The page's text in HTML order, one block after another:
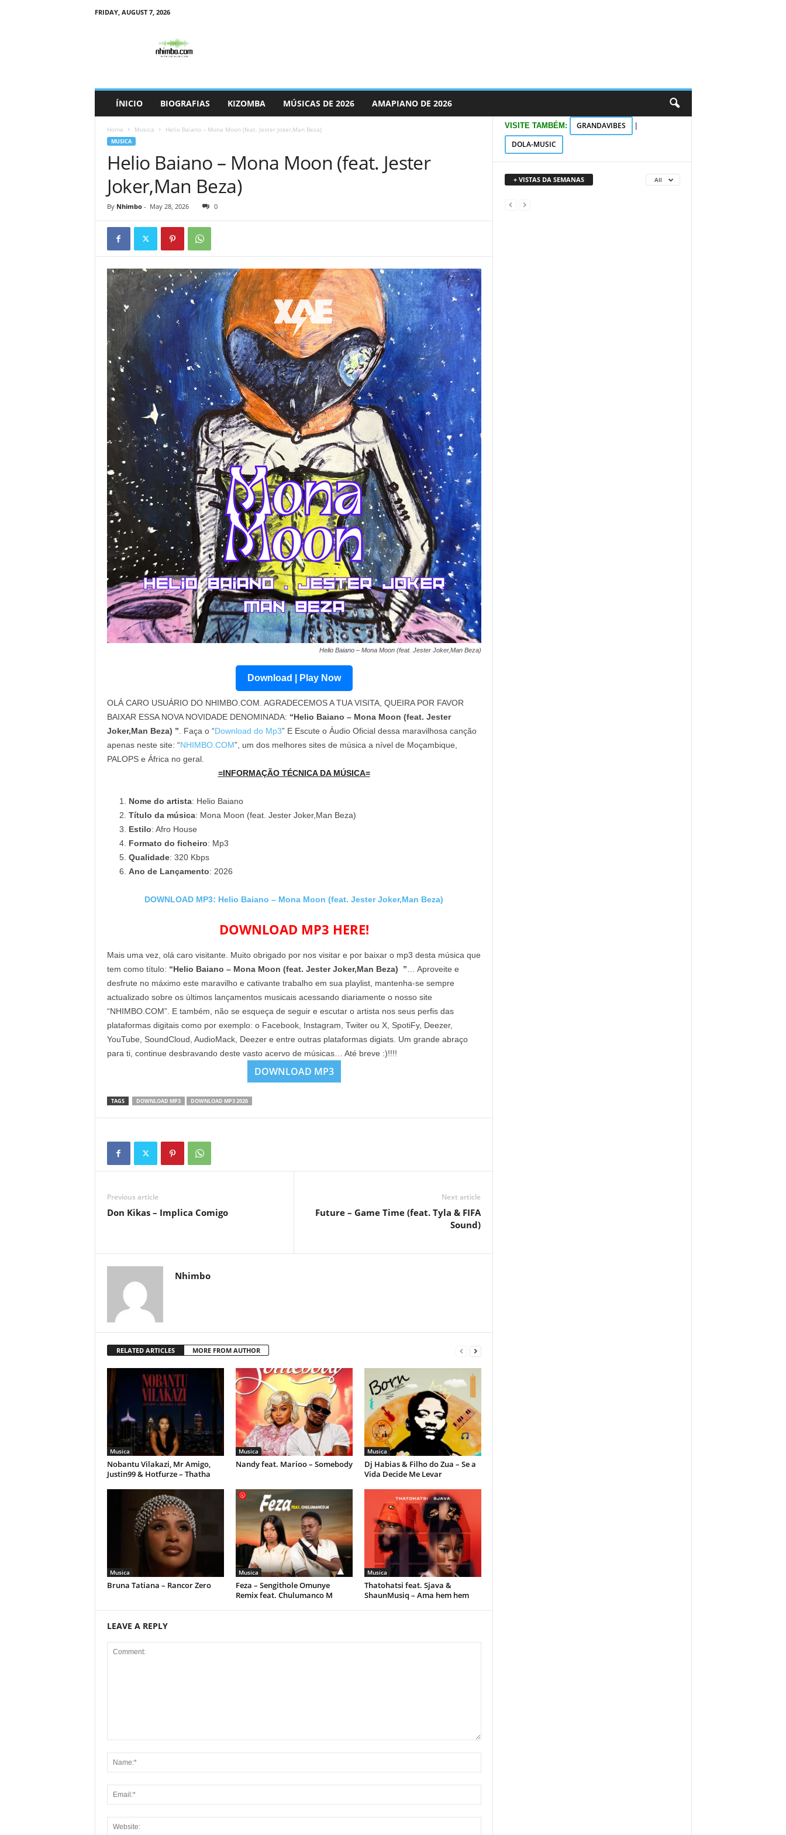
FRIDAY, AUGUST 7, 2026
ÍNICIO BIOGRAFIAS KIZOMBA MÚSICAS DE 2026 AMAPIANO DE 2026
Home Musica Helio Baiano – Mona Moon (feat. Jester Joker,Man Beza)
MUSICA
Helio Baiano – Mona Moon (feat. Jester
Joker,Man Beza)
By Nhimbo- May 28, 2026 0
Helio Baiano – Mona Moon (feat. Jester Joker,Man Beza)
Download | Play Now
OLÁ CARO USUÁRIO DO NHIMBO.COM. AGRADECEMOS A TUA VISITA, QUEIRA POR FAVOR
BAIXAR ESSA NOVA NOVIDADE DENOMINADA: “Helio Baiano – Mona Moon (feat. Jester
Joker,Man Beza) ” . Faça o “Download do Mp3” E Escute o Áudio Oficial dessa maravilhosa canção
apenas neste site: “NHIMBO.COM”, um dos melhores sites de música a nível de Moçambique,
PALOPS e África no geral.
=INFORMAÇÃO TÉCNICA DA MÚSICA=
Nome do artista: Helio Baiano
Título da música: Mona Moon (feat. Jester Joker,Man Beza)
Estilo: Afro House
Formato do ficheiro: Mp3
Qualidade: 320 Kbps
Ano de Lançamento: 2026
DOWNLOAD MP3: Helio Baiano – Mona Moon (feat. Jester Joker,Man Beza)
DOWNLOAD MP3 HERE!
Mais uma vez, olá caro visitante. Muito obrigado por nos visitar e por baixar o mp3 desta música que
tem como título: “Helio Baiano – Mona Moon (feat. Jester Joker,Man Beza) ” … Aproveite e
desfrute no máximo este maravilho e cativante trabalho em sua playlist, mantenha-se sempre
actualizado sobre os últimos lançamentos musicais acessando diariamente o nosso site
“NHIMBO.COM”. E também, não se esqueça de seguir e escutar o artista nos seus perfis das
plataformas digitais como por exemplo: o Facebook, Instagram, Twiter ou X, SpotiFy, Deezer,
YouTube, SoundCloud, AudioMack, Deezer e entre outras plataformas digiats. Um grande abraço
para ti, continue desbravando deste vasto acervo de músicas… Até breve :)!!!!
DOWNLOAD MP3
TAGS DOWNLOAD MP3 DOWNLOAD MP3 2026
Previous article
Don Kikas – Implica Comigo
Next article
Future – Game Time (feat. Tyla & FIFA
Sound)
Nhimbo
RELATED ARTICLES MORE FROM AUTHOR
Musica
Nobantu Vilakazi, Mr Amigo,
Justin99 & Hotfurze – Thatha
Musica
Nandy feat. Marioo – Somebody
Musica
Dj Habias & Filho do Zua – Se a
Vida Decide Me Levar
Musica
Bruna Tatiana – Rancor Zero
Musica
Feza – Sengithole Omunye
Remix feat. Chulumanco M
Musica
Thatohatsi feat. Sjava &
ShaunMusiq – Ama hem hem
LEAVE A REPLY
VISITE TAMBÉM: GRANDAVIBES
DOLA-MUSIC
+ VISTAS DA SEMANAS All